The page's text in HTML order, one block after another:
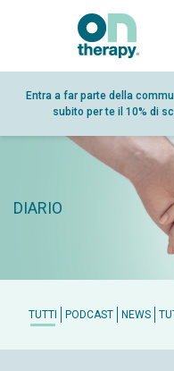
Entra a far parte della
subito per te il 10% di
DIARIO
TUTTI PODCAST NEWS